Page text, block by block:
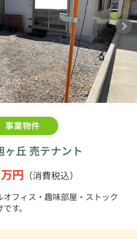
事業物件
ヶ丘 売テナント
万円 （消費税込）
フィス・趣味部屋・ストック
す。